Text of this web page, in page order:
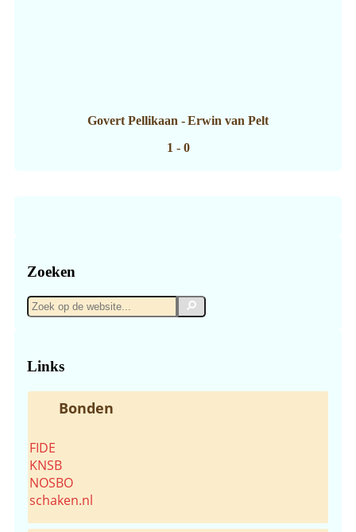
Govert Pellikaan - Erwin van Pelt
1 - 0
Zoeken
Zoek
op
Zoek
Links
Bonden
FIDE
KNSB
NOSBO
schaken.nl